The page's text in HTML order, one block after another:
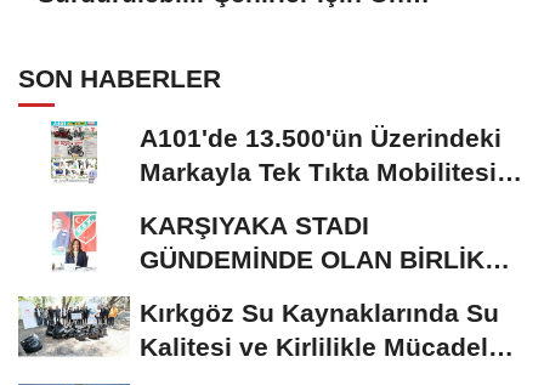
SON HABERLER
A101'de 13.500'ün Üzerindeki
Markayla Tek Tıkta Mobilitesi
KARŞIYAKA STADI
GÜNDEMİNDE OLAN BİRLİK
Kırkgöz Su Kaynaklarında Su
Kalitesi ve Kirlilikle Mücadele: